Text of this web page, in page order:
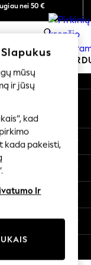
nei 50 €
0
ŠVENTINĖ
mūsų
ir jūsų
kad
kada pakeisti,
Ir